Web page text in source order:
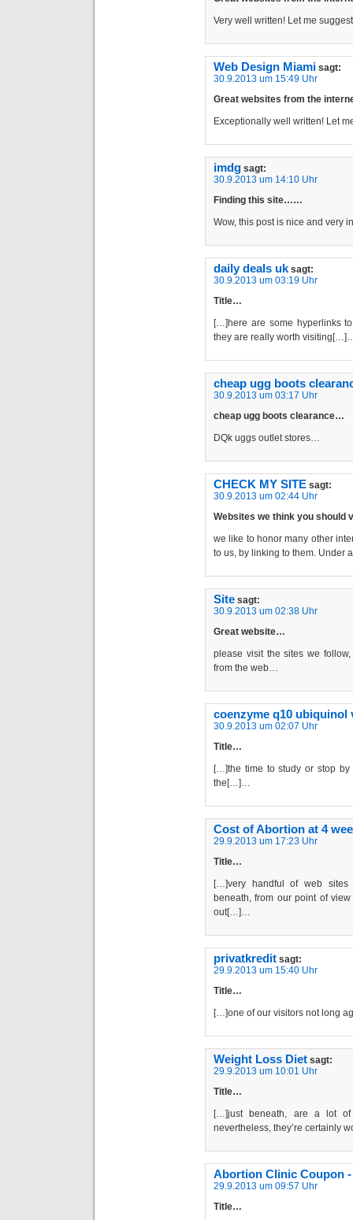
Very well written! Let me
Web Design Miami sagt:
30.9.2013 um 15:49 Uhr
Great websites from the
Exceptionally well written! Let
imdg sagt:
30.9.2013 um 14:10 Uhr
Finding this site……
Wow, this post is nice and very
daily deals uk sagt:
30.9.2013 um 03:19 Uhr
Title…
[…]here are some hyperlinks
they are really worth
cheap ugg boots
30.9.2013 um 03:17 Uhr
cheap ugg boots clearance…
DQk uggs outlet stores…
CHECK MY SITE sagt:
30.9.2013 um 02:44 Uhr
Websites we think you should
we like to honor many other
to us, by linking to them. Under
Site sagt:
30.9.2013 um 02:38 Uhr
Great website…
please visit the sites we
from the web…
coenzyme q10 ubiquinol
30.9.2013 um 02:07 Uhr
Title…
[…]the time to study or stop
the[…]…
Cost of Abortion at 4
29.9.2013 um 17:23 Uhr
Title…
[…]very handful of web sites
beneath, from our point of
out[…]…
privatkredit sagt:
29.9.2013 um 15:40 Uhr
Title…
[…]one of our visitors not long
Weight Loss Diet sagt:
29.9.2013 um 10:01 Uhr
Title…
[…]just beneath, are a lot
nevertheless, they’re certainly
Abortion Clinic Coupon -
29.9.2013 um 09:57 Uhr
Title…